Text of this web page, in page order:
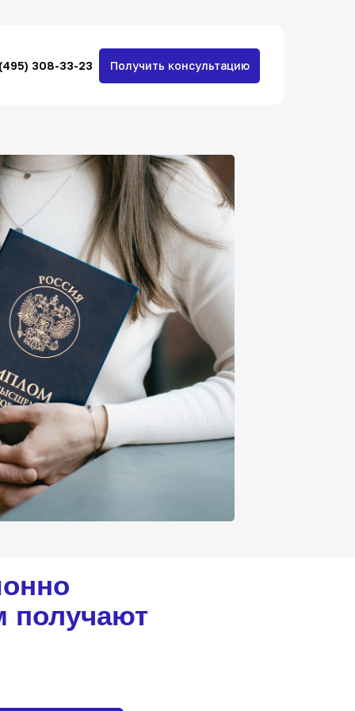
308-33-23 Получить консультацию
получают